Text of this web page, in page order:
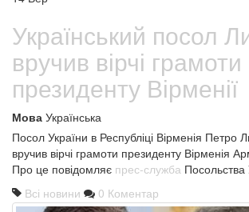
Український посол
вручив вірчі грамоти
президенту Вірменії
Мова Українська
Посол України в Республіці Вірменія Петро
вручив вірчі грамоти президенту Вірменія
Про це повідомляє прес-служба Посольства
Всі новини
0 Коментар